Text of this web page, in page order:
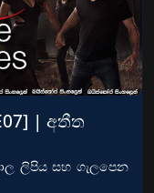
| අතීත
ලිපිය සහ ගැලපෙන